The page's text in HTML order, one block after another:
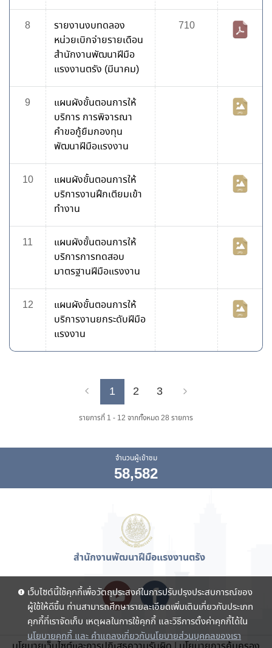
8
รายงานงบทดลอง
หน่วยเบิกจ่ายรายเดือน
สำนักงานพัฒนาฝีมือ
แรงงานตรัง (มีนาคม)
710
9
แผนผังขั้นตอนการให้
บริการ การพิจารณา
คำขอกู้ยืมกองทุน
พัฒนาฝีมือแรงงาน
10
แผนผังขั้นตอนการให้
บริการงานฝึกเตียมเข้า
ทำงาน
11
แผนผังขั้นตอนการให้
บริการการทดสอบ
มาตรฐานฝีมือแรงงาน
12
แผนผังขั้นตอนการให้
บริการงานยกระดับฝีมือ
แรงงาน
Previous
1 2 3
รายการที่ 1 - 12 จากทั้งหมด 28 รายการ
จำนวนผู้เข้าชม
58,582
สำนักงานพัฒนาฝีมือแรงงานตรัง
เว็บไซต์นี้ใช้คุกกี้เพื่อวัตถุประสงค์ในการปรับปรุงประสบการณ์ของ
ผู้ใช้ให้ดีขึ้น ท่านสามารถศึกษารายละเอียดเพิ่มเติมเกี่ยวกับประเภท
คุกกี้ที่เราจัดเก็บ เหตุผลในการใช้คุกกี้ และวิธีการตั้งค่าคุกกี้ได้ใน
นโยบายคุกกี้ และ คำแถลงเกี่ยวกับนโยบายส่วนบุคคลของเรา